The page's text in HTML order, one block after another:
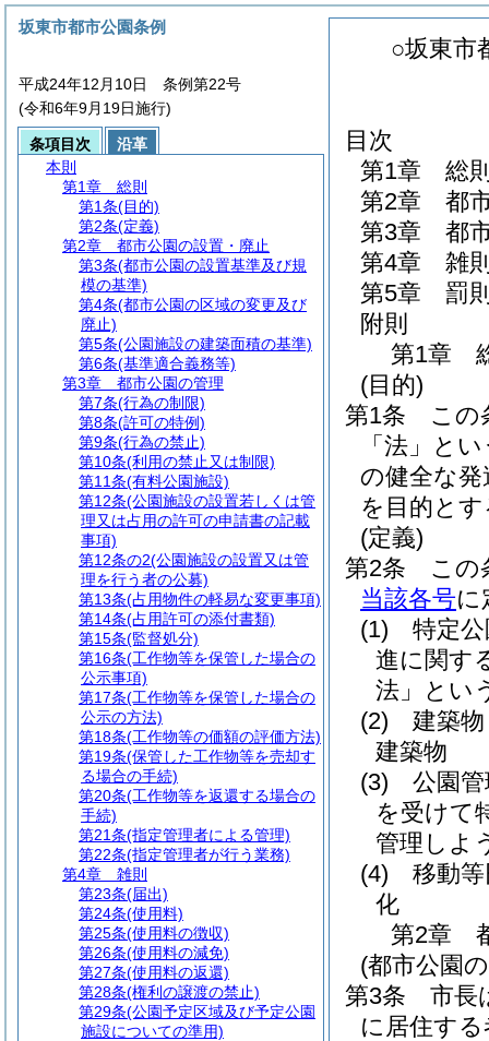
○坂東市
目次
第1章
総
第2章
都
第3章
都
第4章
雑
第5章
罰
附則
第1章
(目的)
第1条
この
「法」と
の健全な
を目的と
(定義)
第2条
この
当該各号に
(1)
特定
進に関す
法」とい
(2)
建築
建築物
(3)
公園
を受けて
管理しよ
(4)
移動
化
第2章
(都市公園
第3条
市長
に居住す
坂東市都市公園条例
平成24年12月10日 条例第22号
(令和6年9月19日施行)
条項目次
沿革
本則
第1章
総則
第1条(目的)
第2条(定義)
第2章
都市公園の設置・廃止
第3条(都市公園の設置基準及び規
模の基準)
第4条(都市公園の区域の変更及び
廃止)
第5条(公園施設の建築面積の基準)
第6条(基準適合義務等)
第3章
都市公園の管理
第7条(行為の制限)
第8条(許可の特例)
第9条(行為の禁止)
第10条(利用の禁止又は制限)
第11条(有料公園施設)
第12条(公園施設の設置若しくは管
理又は占用の許可の申請書の記載
事項)
第12条の2(公園施設の設置又は管
理を行う者の公募)
第13条(占用物件の軽易な変更事項)
第14条(占用許可の添付書類)
第15条(監督処分)
第16条(工作物等を保管した場合の
公示事項)
第17条(工作物等を保管した場合の
公示の方法)
第18条(工作物等の価額の評価方法)
第19条(保管した工作物等を売却す
る場合の手続)
第20条(工作物等を返還する場合の
手続)
第21条(指定管理者による管理)
第22条(指定管理者が行う業務)
第4章
雑則
第23条(届出)
第24条(使用料)
第25条(使用料の徴収)
第26条(使用料の減免)
第27条(使用料の返還)
第28条(権利の譲渡の禁止)
第29条(公園予定区域及び予定公園
施設についての準用)